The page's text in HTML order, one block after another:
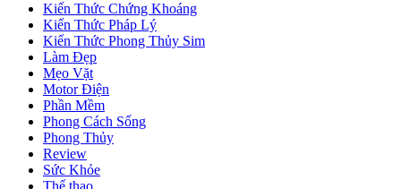
Recent Posts
Top 3 hình thức xem tử vi năm 2022 chính xác nhất Update
08/2026
Sinh Năm 2017 [Mệnh gì] [Hợp Tuổi gì] [Hợp màu gì] [Hợp
hướng nào] Update 08/2026
Sinh Năm 2018 [Mệnh gì] [Hợp Tuổi gì] [Hợp màu gì] [Hợp
hướng nào] Update 08/2026
Sinh Năm 2019 [Mệnh gì] [Hợp Tuổi gì] [Hợp màu gì] [Hợp
hướng nào] Update 08/2026